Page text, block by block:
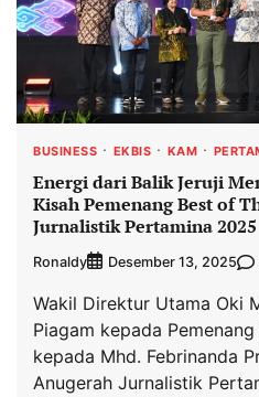
BUSINESS EKBIS KAM
Energi dari Balik Jeruji
Kisah Pemenang Best of
Jurnalistik Pertamina 2025
Ronaldy Desember 13, 2025
Wakil Direktur Utama Oki
Piagam kepada
kepada Mhd. Febrinanda
Anugerah Jurnalistik